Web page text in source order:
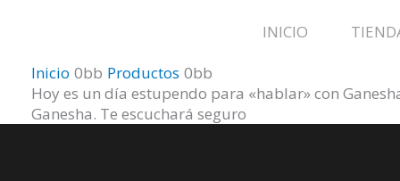
contenido
INICIO
Inicio
Productos
Hoy es un día estupendo para «hablar» con
Ganesha. Te escuchará seguro